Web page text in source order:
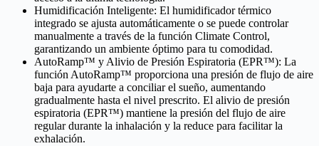
Humidificación Inteligente: El humidificador térmico
integrado se ajusta automáticamente o se puede controlar
manualmente a través de la función Climate Control,
garantizando un ambiente óptimo para tu comodidad.
AutoRamp™ y Alivio de Presión Espiratoria (EPR™): La
función AutoRamp™ proporciona una presión de flujo de aire
baja para ayudarte a conciliar el sueño, aumentando
gradualmente hasta el nivel prescrito. El alivio de presión
espiratoria (EPR™) mantiene la presión del flujo de aire
regular durante la inhalación y la reduce para facilitar la
exhalación.